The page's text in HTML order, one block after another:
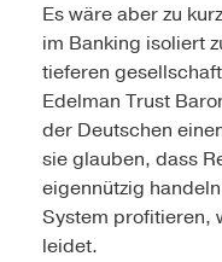
Es wäre aber zu
im Banking isoliert
tieferen
Edelman Trust
der Deutschen
sie glauben, dass
eigennützig
System profitieren,
leidet.